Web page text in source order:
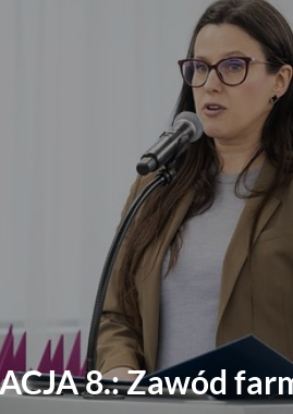
8.: Zawód